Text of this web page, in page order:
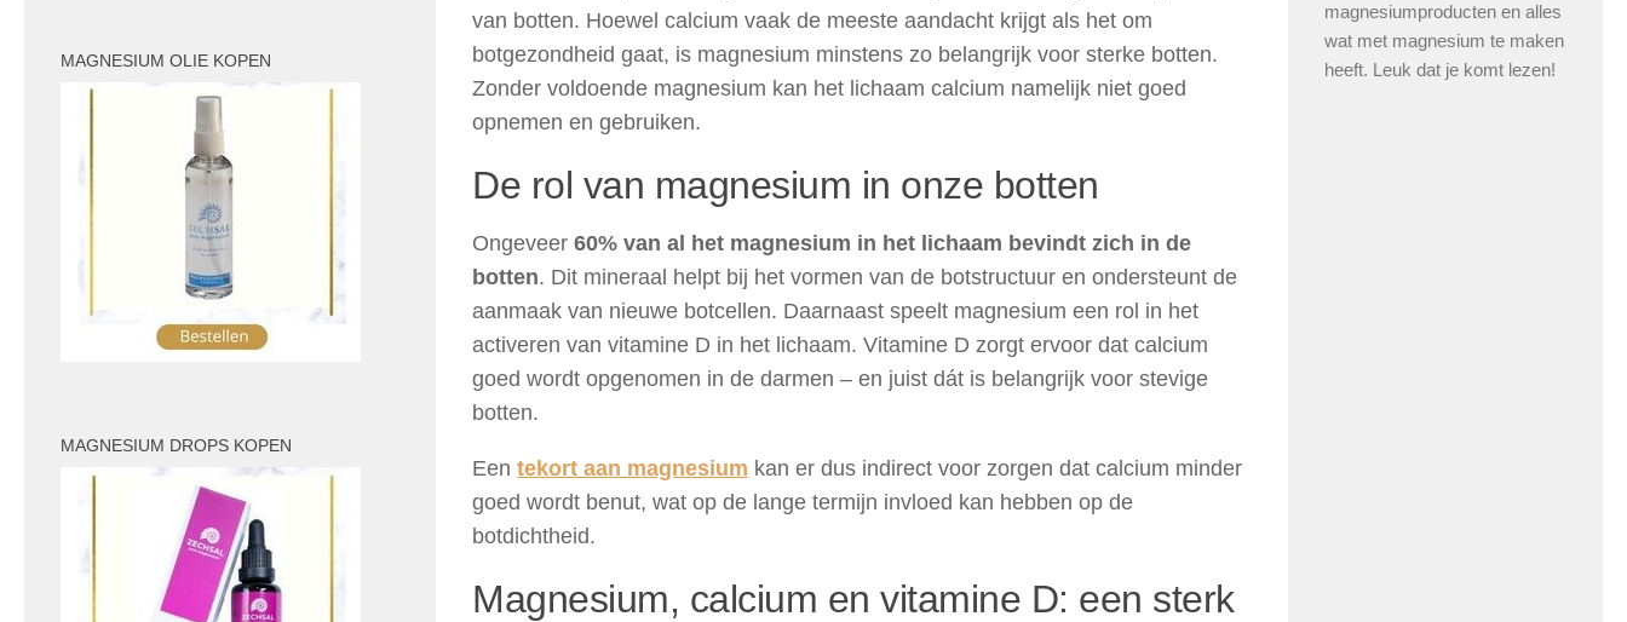
van botten. Hoewel calcium vaak de meeste aandacht krijgt als het om
botgezondheid gaat, is magnesium minstens zo belangrijk voor sterke botten.
Zonder voldoende magnesium kan het lichaam calcium namelijk niet goed
opnemen en gebruiken.
De rol van magnesium in onze botten
Ongeveer 60% van al het magnesium in het lichaam bevindt zich in de
botten. Dit mineraal helpt bij het vormen van de botstructuur en ondersteunt de
aanmaak van nieuwe botcellen. Daarnaast speelt magnesium een rol in het
activeren van vitamine D in het lichaam. Vitamine D zorgt ervoor dat calcium
goed wordt opgenomen in de darmen – en juist dát is belangrijk voor stevige
botten.
Een tekort aan magnesium kan er dus indirect voor zorgen dat calcium minder
goed wordt benut, wat op de lange termijn invloed kan hebben op de
botdichtheid.
Magnesium, calcium en vitamine D: een sterk
MAGNESIUM OLIE KOPEN
MAGNESIUM DROPS KOPEN
magnesiumproducten en alles
wat met magnesium te maken
heeft. Leuk dat je komt lezen!